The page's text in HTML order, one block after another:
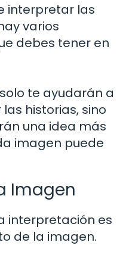
interpretar las
varios
debes tener en
te ayudarán a
historias, sino
una idea más
imagen puede
Imagen
interpretación es
de la imagen.